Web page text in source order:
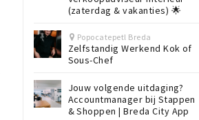
(zaterdag & vakanties) 🌟
Popocatepetl Breda
Zelfstandig Werkend Kok of
Sous-Chef
Jouw volgende uitdaging?
Accountmanager bij Stappen
& Shoppen | Breda City App